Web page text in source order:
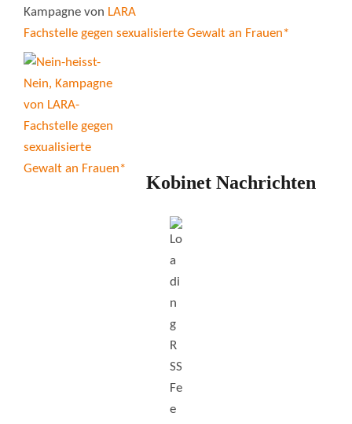
Kampagne von LARA
Fachstelle gegen sexualisierte Gewalt an Frauen*
Kobinet Nachrichten